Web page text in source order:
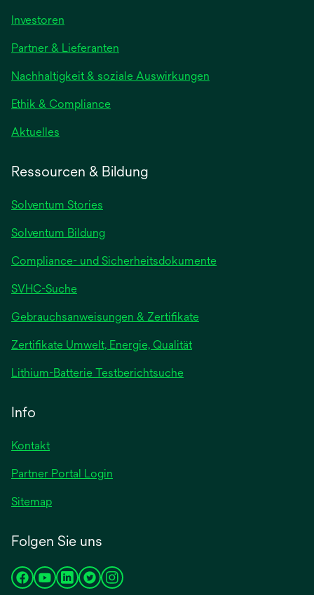
Investoren
Partner & Lieferanten
Nachhaltigkeit & soziale Auswirkungen
Ethik & Compliance
Aktuelles
Ressourcen & Bildung
Solventum Stories
Solventum Bildung
Compliance- und Sicherheitsdokumente
SVHC-Suche
Gebrauchsanweisungen & Zertifikatewird
Zertifikate Umwelt, Energie, Qualität
Lithium-Batterie Testberichtsuchewird
Info
Kontakt
Partner Portal Login
Sitemap
Folgen Sie uns
wirdwirdwirdwirdwird